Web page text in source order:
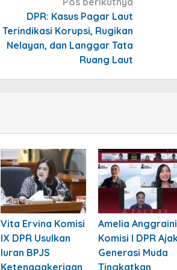
DPR: Kasus Pagar Laut
Terindikasi Korupsi, Rugikan
Nelayan, dan Langgar Tata
Ruang Laut
Vita Ervina Komisi
IX DPR Usulkan
Iuran BPJS
Ketenagakerjaan
Amelia Anggraini
Komisi I DPR
Generasi Muda
Tingkatkan